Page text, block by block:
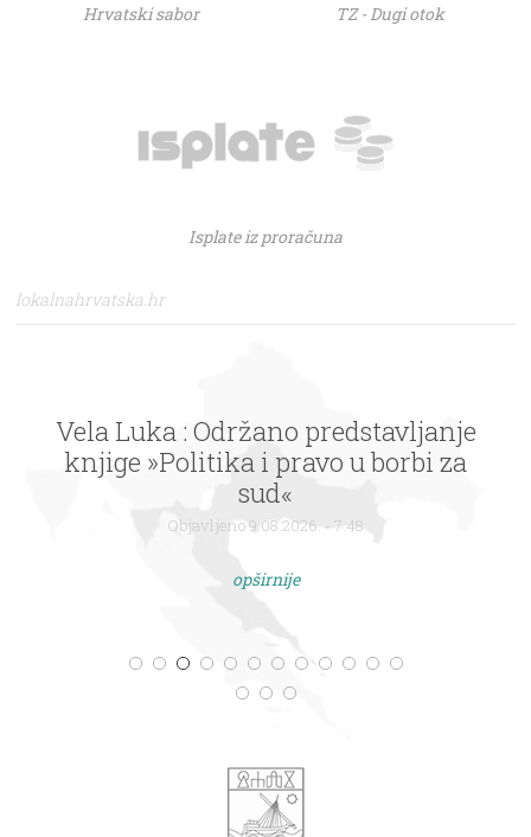
Hrvatski sabor TZ - Dugi otok
Isplate iz proračuna
lokalnahrvatska.hr
Vela Luka : Održano predstavljanje
knjige »Politika i pravo u borbi za
sud«
Objavljeno 9.08.2026. - 7:48
opširnije